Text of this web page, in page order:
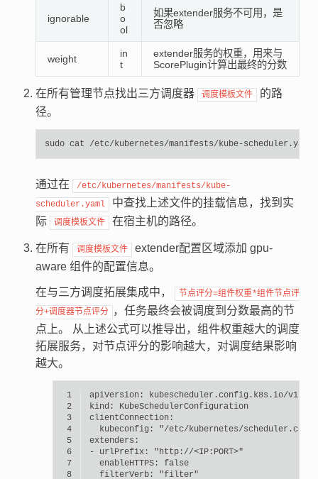
ignorable
b
o
ol
如果extender服务不可用，是
否忽略
weight
in
t
extender服务的权重，用来与
ScorePlugin计算出最终的分数
在所有管理节点找出三方调度器 调度模板文件
的路
径。
sudo cat /etc/kubernetes/manifests/kube-scheduler.yaml
通过在
/etc/kubernetes/manifests/kube-
scheduler.yaml
中查找上述文件的挂载信息，找到实
际
调度模板文件 在宿主机的路径。
在所有 调度模板文件
extender配置区域添加 gpu-
aware 组件的配置信息。
在与三方调度拓展集成中，
节点评分=组件权重*组件节点评
分+调度器节点评分 ，任务最终会被调度到分数最高的节
点上。 从上述公式可以推导出，组件权重越大的调度
拓展服务，对节点评分的影响越大，对调度结果影响
越大。
1
apiVersion:
2
kind:
3
4
kubeconfig:
"/etc/kubernetes/scheduler.conf"
5
6
- urlPrefix:
"http://<IP:PORT>"
7
enableHTTPS:
false
8
filterVerb: "filter"